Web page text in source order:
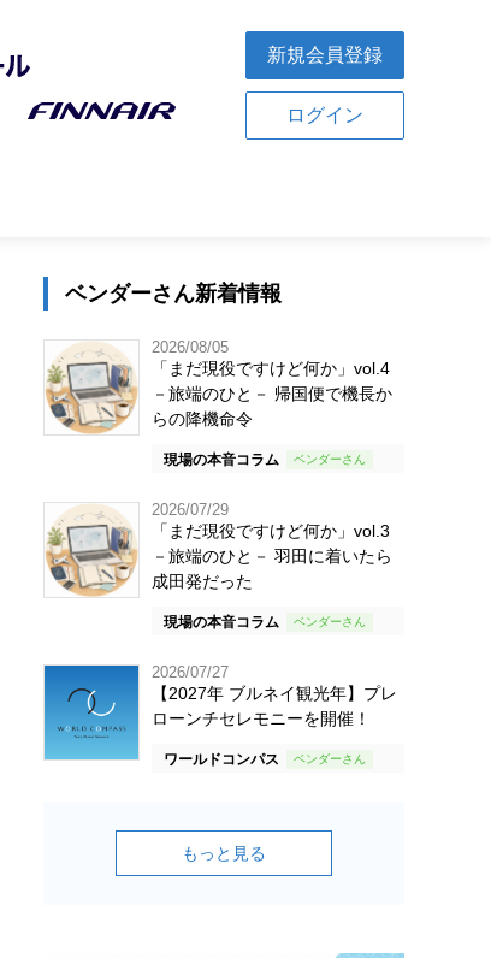
新規会員登録
ログイン
ベンダーさん新着情報
2026/08/05
「まだ現役ですけど何か」vol.4
－旅端のひと－ 帰国便で機長か
らの降機命令
現場の本音コラム
2026/07/29
「まだ現役ですけど何か」vol.3
－旅端のひと－ 羽田に着いたら
成田発だった
現場の本音コラム
2026/07/27
【2027年 ブルネイ観光年】プレ
ローンチセレモニーを開催！
ワールドコンパス
もっと見る